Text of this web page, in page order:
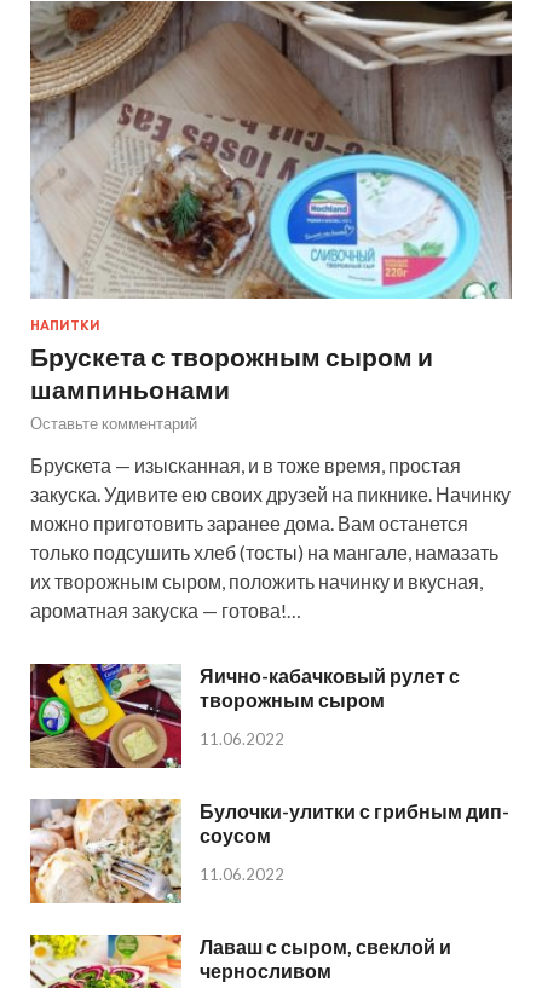
НАПИТКИ
Брускета с творожным сыром и
шампиньонами
Оставьте комментарий
Брускета — изысканная, и в тоже время, простая
закуска. Удивите ею своих друзей на пикнике. Начинку
можно приготовить заранее дома. Вам останется
только подсушить хлеб (тосты) на мангале, намазать
их творожным сыром, положить начинку и вкусная,
ароматная закуска — готова!…
Яично-кабачковый рулет с
творожным сыром
11.06.2022
Булочки-улитки с грибным дип-
соусом
11.06.2022
Лаваш с сыром, свеклой и
черносливом